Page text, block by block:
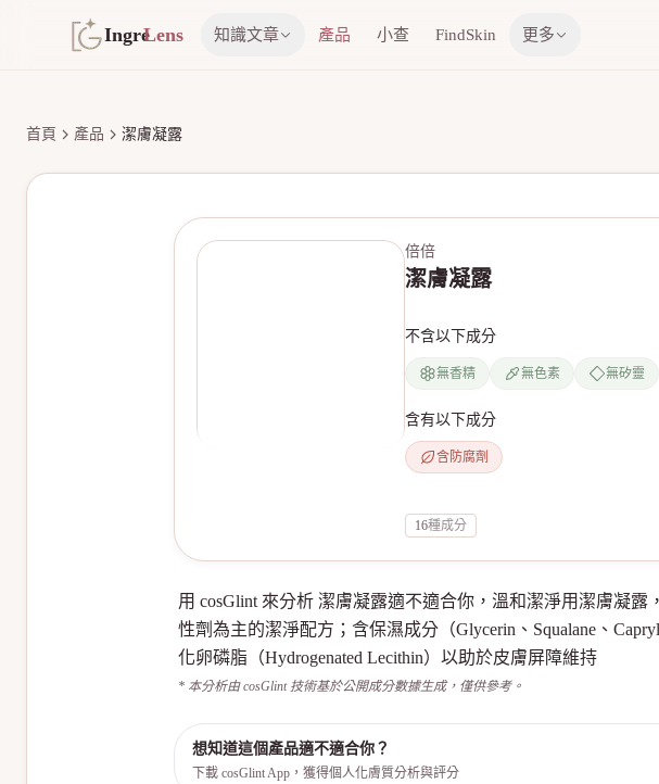
IngreLens 知識文章 產品 小查 FindSkin 更多
首頁 產品 潔膚凝露
倍倍
潔膚凝露
不含以下成分
無香精 無色素 無矽靈
含有以下成分
含防腐劑
16種成分
用 cosGlint 來分析 潔膚凝露適不適合你，溫和潔淨用潔膚凝
性劑為主的潔淨配方；含保濕成分（Glycerin、Squalane、
化卵磷脂（Hydrogenated Lecithin）以助於皮膚屏障維持
* 本分析由 cosGlint 技術基於公開成分數據生成，僅供參考。
想知道這個產品適不適合你？
下載 cosGlint App，獲得個人化膚質分析與評分